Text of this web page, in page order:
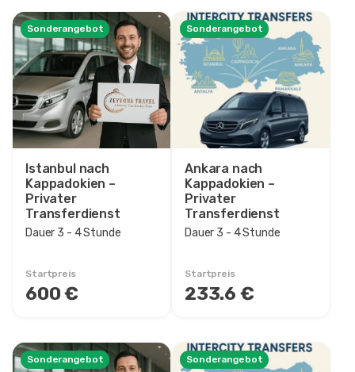
2 - 2 Stunde
2 - 3 Stunde
3 Stunde
3 - 4 Stunde
5 - 6 Stunde
6 - 7 Stunde
7 - 8 Stunde
1 Tag
2 Nacht 3 Tage
3 Nacht 4 Tage
4 Nacht 5 Tage
6 Nacht 7 Tage
9 Nacht 10 Tage
15 Nacht 16 Tage
Sonderangebot
Istanbul nach
Kappadokien –
Privater
Transferdienst
Dauer 3 - 4 Stunde
Startpreis
600 €
Sonderangebot
Ankara nach
Kappadokien –
Privater
Transferdienst
Dauer 3 - 4 Stunde
Startpreis
233.6 €
Sonderangebot Sonderangebot